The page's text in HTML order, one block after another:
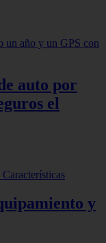
auto por
el
y